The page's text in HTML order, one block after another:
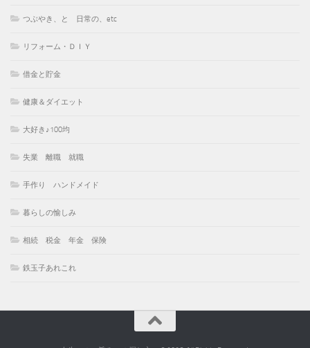
つぶやき、と 日常の、etc
リフォーム・ＤＩＹ
借金と貯金
健康＆ダイエット
大好き♪100均
失業 離職 就職
手作り ハンドメイド
暮らしの愉しみ
相続 税金 年金 保険
鉄玉子あれこれ